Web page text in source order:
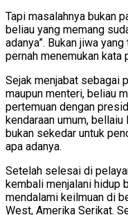
Tapi masalahnya bukan
beliau yang memang
adanya”. Bukan jiwa
pernah menemukan kata
Sejak menjabat sebagai
maupun menteri, beliau
pertemuan dengan
kendaraan umum,
bukan sekedar untuk
apa adanya.
Setelah selesai di
kembali menjalani hidup
mendalami keilmuan di
West, Amerika Serikat.